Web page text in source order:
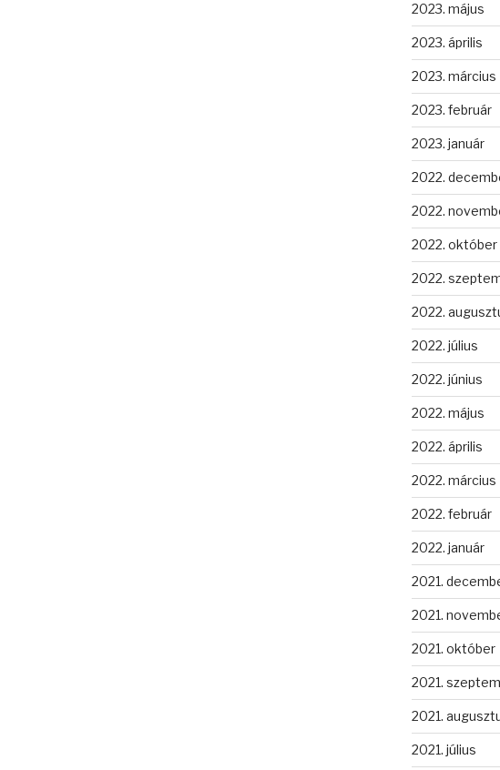
2023. május
2023. április
2023. március
2023. február
2023. január
2022.
2022.
2022. október
2022.
2022.
2022. július
2022. június
2022. május
2022. április
2022. március
2022. február
2022. január
2021.
2021.
2021. október
2021.
2021.
2021. július